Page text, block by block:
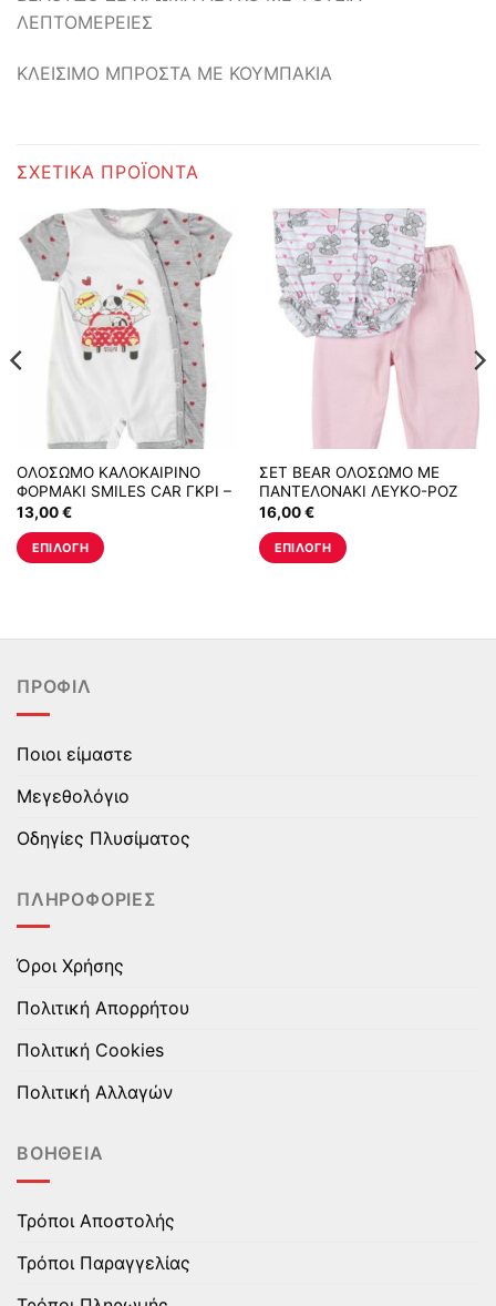
ΛΕΠΤΟΜΕΡΕΙΕΣ
ΚΛΕΙΣΙΜΟ ΜΠΡΟΣΤΑ ΜΕ ΚΟΥΜΠΑΚΙΑ
ΣΧΕΤΙΚΆ ΠΡΟΪΌΝΤΑ
ΟΛΟΣΩΜΟ ΚΑΛΟΚΑΙΡΙΝΟ
ΦΟΡΜΑΚΙ SMILES CAR ΓΚΡΙ –
ΛΕΥΚΟ
13,00€
ΕΠΙΛΟΓΉ
έχει
παραλλαγές.
Οι
μπορούν
επιλεγούν
στη
σελίδα
προϊόντος
ΣΕΤ BEAR ΟΛΟΣΩΜΟ ΜΕ
ΠΑΝΤΕΛΟΝΑΚΙ ΛΕΥΚΟ-ΡΟΖ
16,00€
ΕΠΙΛΟΓΉ
έχει
ΠΡΟΦΊΛ
Ποιοι είμαστε
Μεγεθολόγιο
Οδηγίες Πλυσίματος
ΠΛΗΡΟΦΟΡΊΕΣ
Όροι Χρήσης
Πολιτική Απορρήτου
Πολιτική Cookies
Πολιτική Αλλαγών
ΒΟΉΘΕΙΑ
Τρόποι Αποστολής
Τρόποι Παραγγελίας